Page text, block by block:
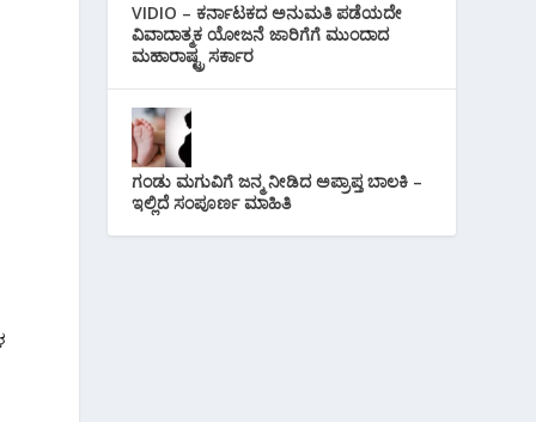
VIDIO – ಕರ್ನಾಟಕದ ಅನುಮತಿ ಪಡೆಯದೇ
ವಿವಾದಾತ್ಮಕ ಯೋಜನೆ ಜಾರಿಗೆಗೆ ಮುಂದಾದ
ಮಹಾರಾಷ್ಟ್ರ ಸರ್ಕಾರ
ಗಂಡು ಮಗುವಿಗೆ ಜನ್ಮ ನೀಡಿದ ಅಪ್ರಾಪ್ತ ಬಾಲಕಿ –
ಇಲ್ಲಿದೆ ಸಂಪೂರ್ಣ ಮಾಹಿತಿ